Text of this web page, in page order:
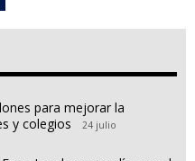
para mejorar la
y colegios
24 julio